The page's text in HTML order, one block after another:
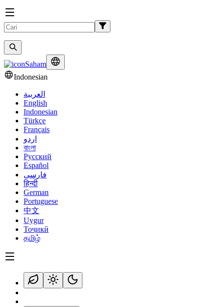
Saham
Indonesian
العربية
English
Indonesian
Türkçe
Français
اردو
বাংলা
Русский
Español
فارسی
हिन्दी
German
Portuguese
中文
Uygur
Тоҷикӣ
தமிழ்